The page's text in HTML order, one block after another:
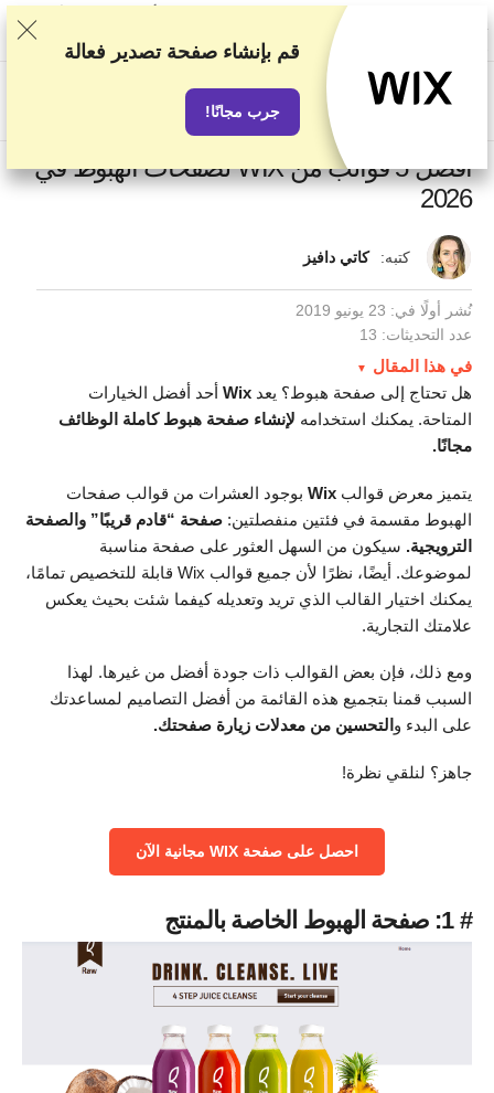
نصنف الخدمات بناء على اختبارات وبحوث صارمة، لكننا نأخذ في الاعتبار أيضًا
تقييماتكم وملاحظاتكم واتفاقياتنا التجارية مع مقدمي الخدمات الآخرين. تحتوي
هذه الصفحة على روابط تابعة.
الإفصاح الإعلاني
أفضل 5 قوالب من WIX لصفحات الهبوط في
2026
كتبه: كاتي دافيز
نُشر أولًا في: 23 يونيو 2019
عدد التحديثات: 13
في هذا المقال
هل تحتاج إلى صفحة هبوط؟ يعد Wix أحد أفضل الخيارات
المتاحة. يمكنك استخدامه لإنشاء صفحة هبوط كاملة الوظائف
مجانًا.
يتميز معرض قوالب Wix بوجود العشرات من قوالب صفحات
الهبوط مقسمة في فئتين منفصلتين: صفحة “قادم قريبًا” والصفحة
الترويجية. سيكون من السهل العثور على صفحة مناسبة
لموضوعك. أيضًا، نظرًا لأن جميع قوالب Wix قابلة للتخصيص تمامًا،
يمكنك اختيار القالب الذي تريد وتعديله كيفما شئت بحيث يعكس
علامتك التجارية.
ومع ذلك، فإن بعض القوالب ذات جودة أفضل من غيرها. لهذا
السبب قمنا بتجميع هذه القائمة من أفضل التصاميم لمساعدتك
على البدء و التحسين من معدلات زيارة صفحتك.
جاهز؟ لنلقي نظرة!
‌احصل على صفحة WIX مجانية الآن
# 1: صفحة الهبوط الخاصة بالمنتج
قم بإنشاء صفحة تصدير فعالة
جرب مجانًا!